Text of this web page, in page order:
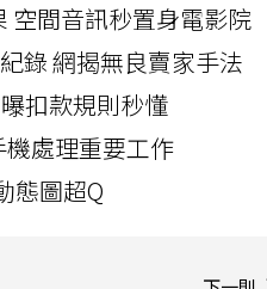
空間音訊秒置身電影院
錄 網揭無良賣家手法
扣款規則秒懂
處理重要工作
態圖超Q